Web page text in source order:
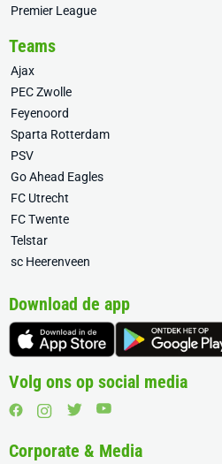
Premier League
Teams
Ajax
PEC Zwolle
Feyenoord
Sparta Rotterdam
PSV
Go Ahead Eagles
FC Utrecht
FC Twente
Telstar
sc Heerenveen
Download de app
Volg ons op social media
Corporate & Media